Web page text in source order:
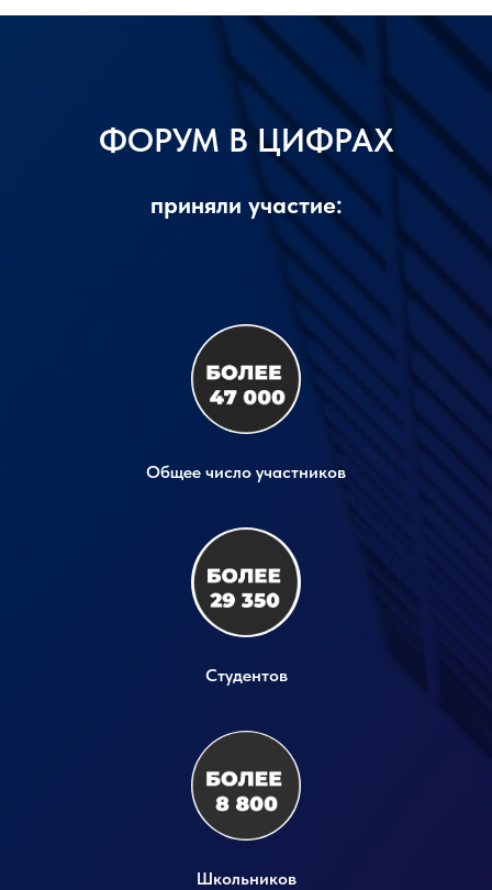
ФОРУМ В ЦИФРАХ
приняли участие:
Общее число участников
Студентов
Школьников